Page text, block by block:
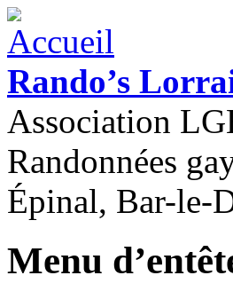
Rando’s
Association
Randonnées
Épinal, Bar-le-
Menu